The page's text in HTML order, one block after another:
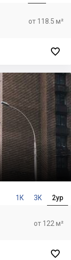
от 118.5 м²

1К 3К 2ур
от 122 м²
